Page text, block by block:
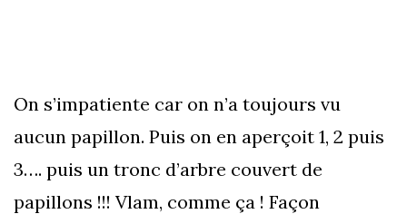
On s’impatiente car on n’a toujours vu
aucun papillon. Puis on en aperçoit 1, 2 puis
3…. puis un tronc d’arbre couvert de
papillons !!! Vlam, comme ça ! Façon